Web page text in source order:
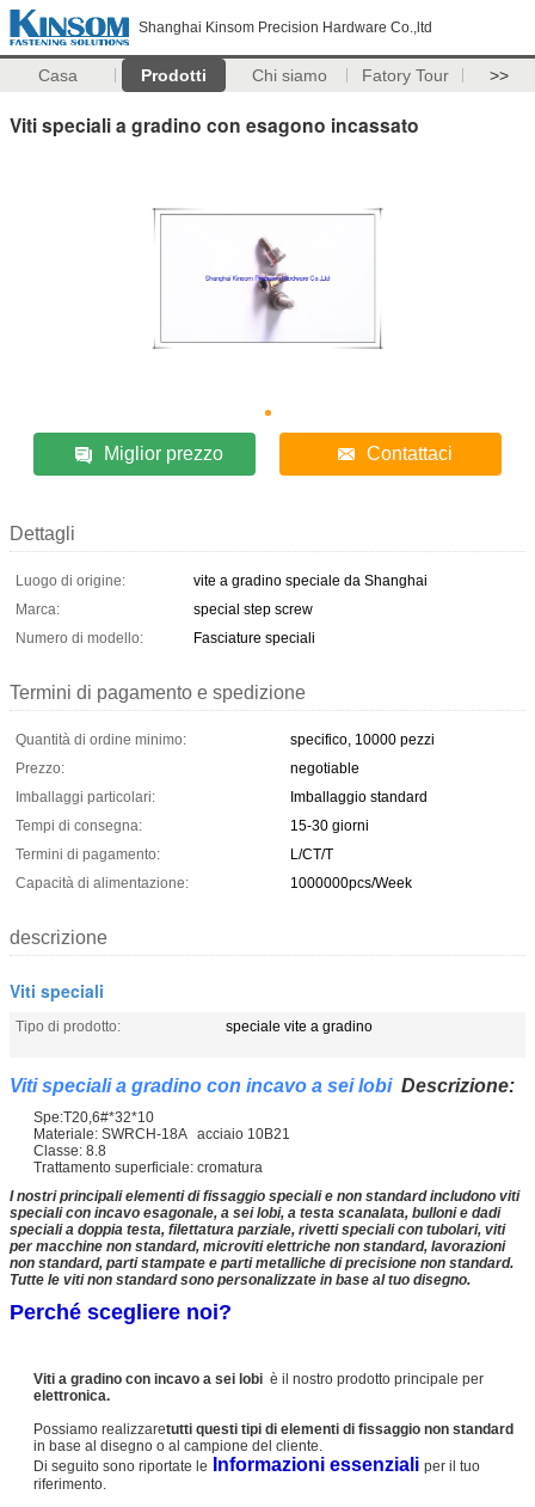
Shanghai Kinsom Precision Hardware Co.,ltd
Casa Prodotti Chi siamo Fatory Tour >>
Viti speciali a gradino con esagono incassato
Miglior prezzo Contattaci
Dettagli
Luogo di origine:
vite a gradino speciale da Shanghai
Marca:
special step screw
Numero di modello:
Fasciature speciali
Termini di pagamento e spedizione
Quantità di ordine minimo:
specifico, 10000 pezzi
Prezzo:
negotiable
Imballaggi particolari:
Imballaggio standard
Tempi di consegna:
15-30 giorni
Termini di pagamento:
L/CT/T
Capacità di alimentazione:
1000000pcs/Week
descrizione
Viti speciali
Tipo di prodotto: speciale vite a gradino
Viti speciali a gradino con incavo a sei lobiDescrizione:
Spe:T20,6#*32*10
Materiale: SWRCH-18A acciaio 10B21
Classe: 8.8
Trattamento superficiale: cromatura
I nostri principali elementi di fissaggio speciali e non standard includono viti
speciali con incavo esagonale, a sei lobi, a testa scanalata, bulloni e dadi
speciali a doppia testa, filettatura parziale, rivetti speciali con tubolari, viti
per macchine non standard, microviti elettriche non standard, lavorazioni
non standard, parti stampate e parti metalliche di precisione non standard.
Tutte le viti non standard sono personalizzate in base al tuo disegno.
Perché scegliere noi?
Viti a gradino con incavo a sei lobi è il nostro prodotto principale per
elettronica.
Possiamo realizzaretutti questi tipi di elementi di fissaggio non standard
in base al disegno o al campione del cliente.
Di seguito sono riportate le
Informazioni essenziali per il tuo
riferimento.